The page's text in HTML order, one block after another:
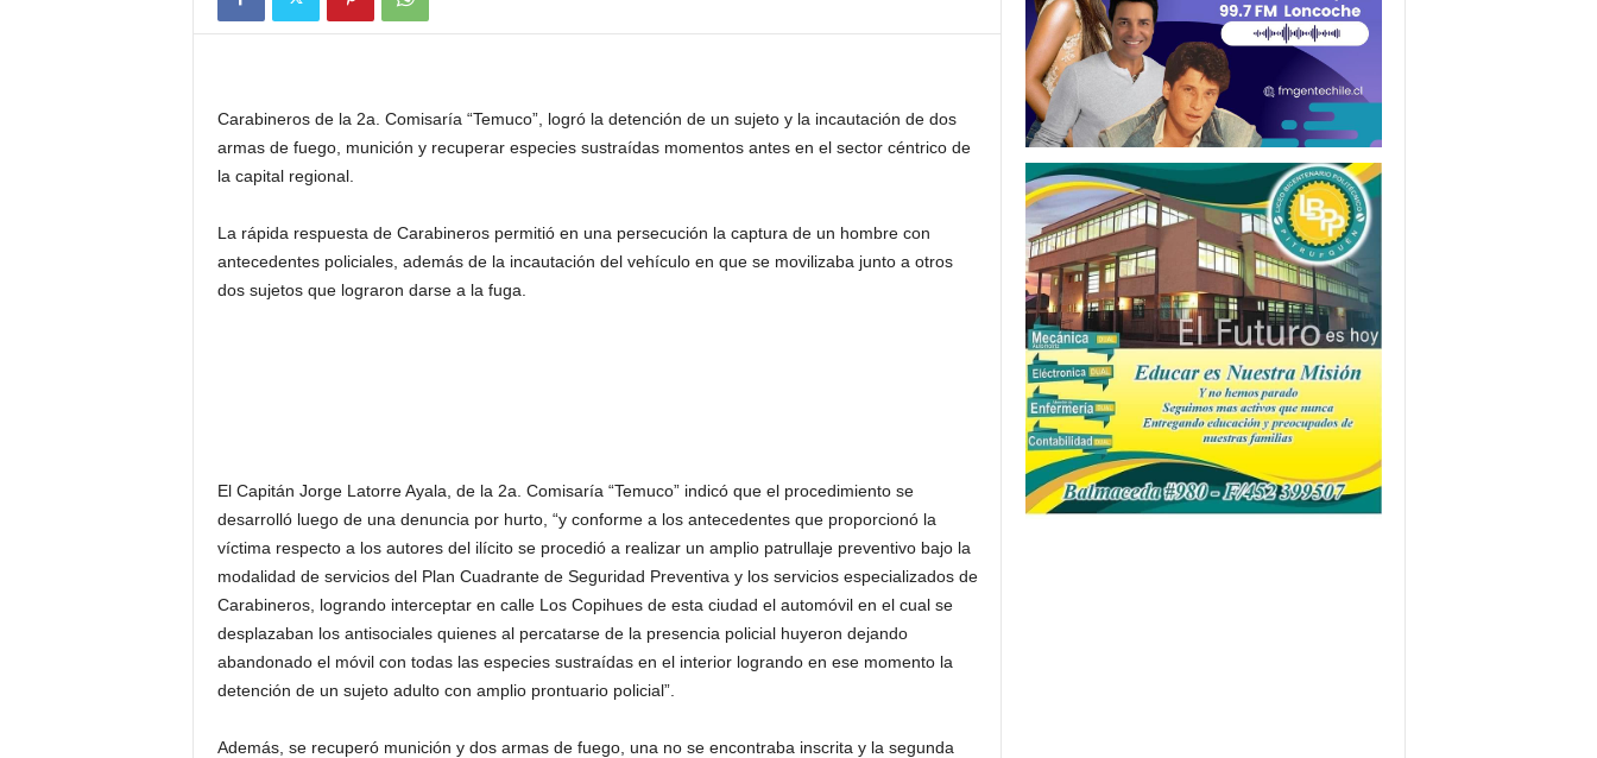
Carabineros de la 2a. Comisaría “Temuco”, logró la detención de un sujeto y la incautación de dos
armas de fuego, munición y recuperar especies sustraídas momentos antes en el sector céntrico de
la capital regional.
La rápida respuesta de Carabineros permitió en una persecución la captura de un hombre con
antecedentes policiales, además de la incautación del vehículo en que se movilizaba junto a otros
dos sujetos que lograron darse a la fuga.
El Capitán Jorge Latorre Ayala, de la 2a. Comisaría “Temuco” indicó que el procedimiento se
desarrolló luego de una denuncia por hurto, “y conforme a los antecedentes que proporcionó la
víctima respecto a los autores del ilícito se procedió a realizar un amplio patrullaje preventivo bajo la
modalidad de servicios del Plan Cuadrante de Seguridad Preventiva y los servicios especializados de
Carabineros, logrando interceptar en calle Los Copihues de esta ciudad el automóvil en el cual se
desplazaban los antisociales quienes al percatarse de la presencia policial huyeron dejando
abandonado el móvil con todas las especies sustraídas en el interior logrando en ese momento la
detención de un sujeto adulto con amplio prontuario policial”.
Además, se recuperó munición y dos armas de fuego, una no se encontraba inscrita y la segunda